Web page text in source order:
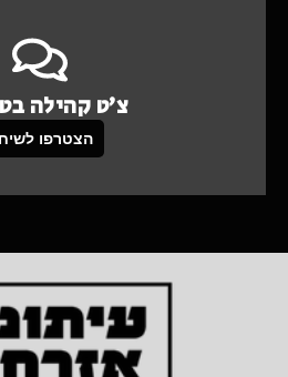
צ'ט קהילה
הצטרפו